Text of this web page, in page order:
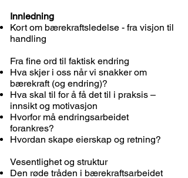
Innledning
Kort om bærekraftsledelse - fra visjon til
handling
Fra fine ord til faktisk endring
Hva skjer i oss når vi snakker om
bærekraft (og endring)?
Hva skal til for å få det til i praksis –
innsikt og motivasjon
Hvorfor må endringsarbeidet
forankres?
Hvordan skape eierskap og retning?
Vesentlighet og struktur
Den røde tråden i bærekraftsarbeidet